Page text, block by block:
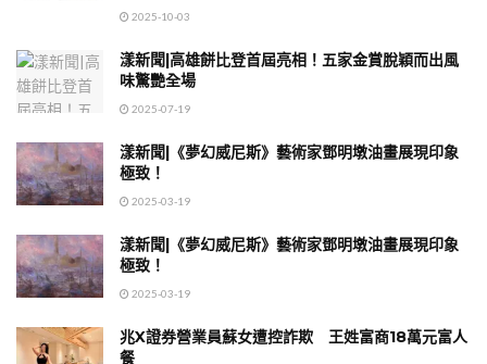
2025-10-03
漾新聞|高雄餅比登首屆亮相！五家金賞脫穎而出風
味驚艷全場
2025-07-19
漾新聞|《夢幻威尼斯》藝術家鄧明墩油畫展現印象
極致！
2025-03-19
漾新聞|《夢幻威尼斯》藝術家鄧明墩油畫展現印象
極致！
2025-03-19
兆X證券營業員蘇女遭控詐欺 王姓富商18萬元富人
餐